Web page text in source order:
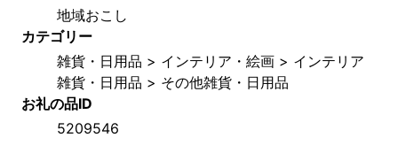
地域おこし
カテゴリー
雑貨・日用品 > インテリア・絵画 > インテリア
雑貨・日用品 > その他雑貨・日用品
お礼の品ID
5209546